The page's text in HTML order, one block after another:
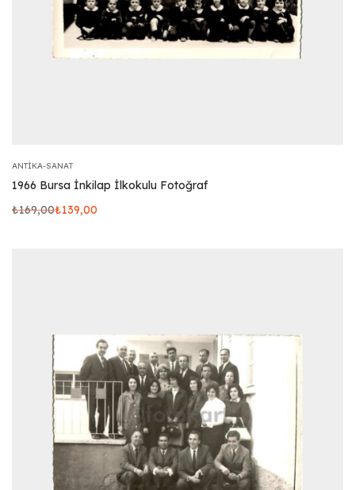
ANTIKA-SANAT
1966 Bursa İnkilap İlkokulu Fotoğraf
₺169,00₺139,00